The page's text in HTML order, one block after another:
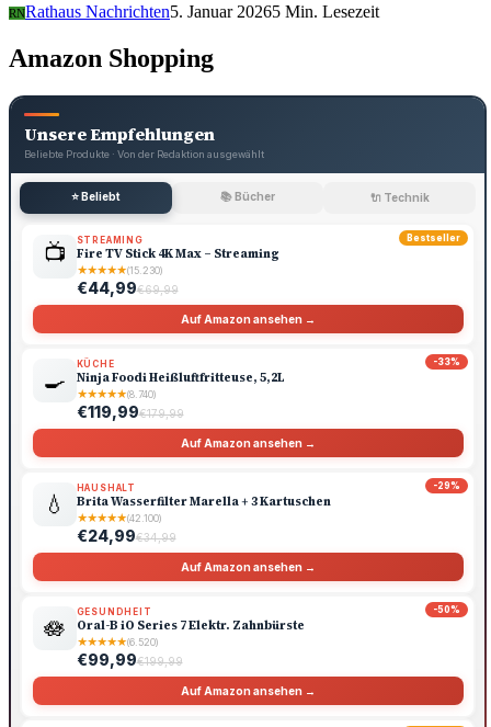
RNRathaus Nachrichten5. Januar 20265 Min. Lesezeit
Amazon Shopping
Unsere Empfehlungen
Beliebte Produkte · Von der Redaktion ausgewählt
⭐ Beliebt 📚 Bücher 🔌 Technik
Bestseller
📺 STREAMING
Fire TV Stick 4K Max – Streaming
★★★★★(15.230)
€44,99€69,99
Auf Amazon ansehen →
-33%
🍳
KÜCHE
Ninja Foodi Heißluftfritteuse, 5,2L
★★★★★(8.740)
€119,99€179,99
Auf Amazon ansehen →
-29%
💧
HAUSHALT
Brita Wasserfilter Marella + 3 Kartuschen
★★★★★(42.100)
€24,99€34,99
Auf Amazon ansehen →
-50%
🪷
GESUNDHEIT
Oral-B iO Series 7 Elektr. Zahnbürste
★★★★★(6.520)
€99,99€199,99
Auf Amazon ansehen →